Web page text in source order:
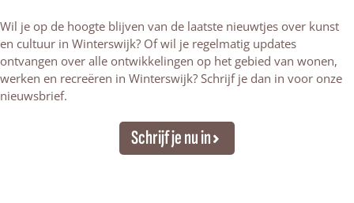
Wil je op de hoogte blijven van de laatste nieuwtjes over kunst
en cultuur in Winterswijk? Of wil je regelmatig updates
ontvangen over alle ontwikkelingen op het gebied van wonen,
werken en recreëren in Winterswijk? Schrijf je dan in voor onze
nieuwsbrief.
Schrijf je nu in